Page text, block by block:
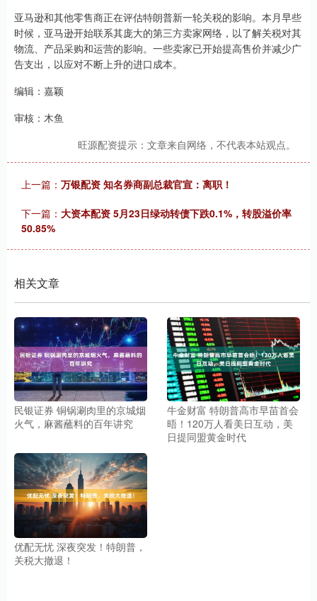
亚马逊和其他零售商正在评估特朗普新一轮关税的影响。本月早些
时候，亚马逊开始联系其庞大的第三方卖家网络，以了解关税对其
物流、产品采购和运营的影响。一些卖家已开始提高售价并减少广
告支出，以应对不断上升的进口成本。
编辑：嘉颖
审核：木鱼
旺源配资提示：文章来自网络，不代表本站观点。
上一篇： 万银配资 知名券商副总裁官宣：离职！
下一篇： 大资本配资 5月23日绿动转债下跌0.1%，转股溢价率
50.85%
相关文章
民银证券 铜锅涮肉里的京城烟
火气，麻酱蘸料的百年讲究
牛金财富 特朗普高市早苗首会
晤！120万人看美日互动，美
日提同盟黄金时代
优配无忧 深夜突发！特朗普，
关税大撤退！